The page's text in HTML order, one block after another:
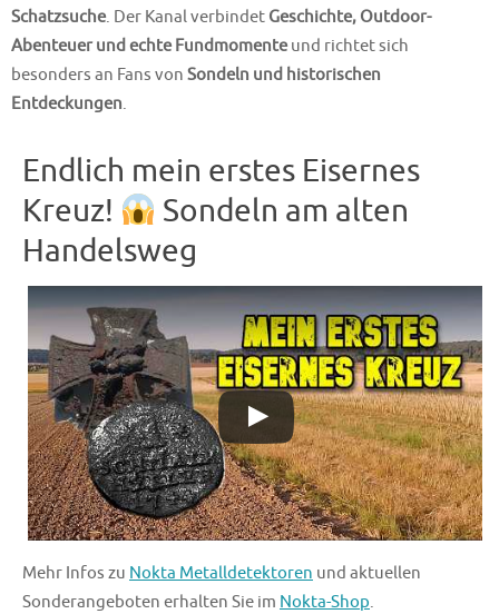
Schatzsuche. Der Kanal verbindet Geschichte, Outdoor-
Abenteuer und echte Fundmomenteund richtet sich
besonders an Fans von Sondeln und historischen
Entdeckungen.
Endlich mein erstes Eisernes
Kreuz!
Sondeln am alten
Handelsweg
Mehr Infos zu Nokta Metalldetektoren und aktuellen
Sonderangeboten erhalten Sie im Nokta-Shop.